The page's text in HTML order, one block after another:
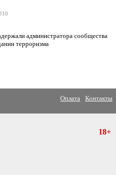
администратора сообщества
терроризма
Оплата Контакты
18+